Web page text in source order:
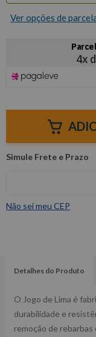
Ver opções de
Não sei meu CEP
Detalhes do Produto
O Jogo de Lima é
durabilidade e
remoção de